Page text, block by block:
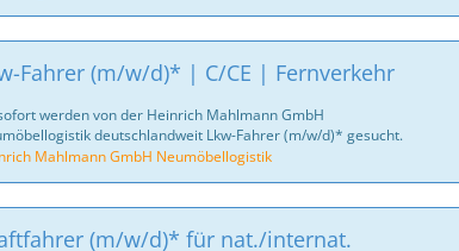
Fahrer (m/w/d)* | C/CE | Fernverkehr
werden von der Heinrich Mahlmann GmbH
deutschlandweit Lkw-Fahrer (m/w/d)* gesucht.
Mahlmann GmbH Neumöbellogistik
(m/w/d)* für nat./internat.